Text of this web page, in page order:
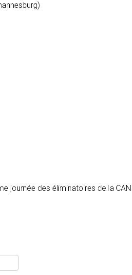
journée des éliminatoires de la CAN